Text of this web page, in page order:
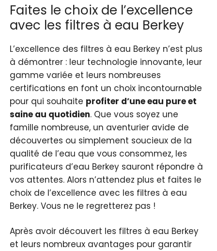
Faites le choix de l’excellence
avec les filtres à eau Berkey
L’excellence des filtres à eau Berkey n’est plus
à démontrer : leur technologie innovante, leur
gamme variée et leurs nombreuses
certifications en font un choix incontournable
pour qui souhaite profiter d’une eau pure et
saine au quotidien. Que vous soyez une
famille nombreuse, un aventurier avide de
découvertes ou simplement soucieux de la
qualité de l’eau que vous consommez, les
purificateurs d’eau Berkey sauront répondre à
vos attentes. Alors n’attendez plus et faites le
choix de l’excellence avec les filtres à eau
Berkey. Vous ne le regretterez pas !
Après avoir découvert les filtres à eau Berkey
et leurs nombreux avantages pour garantir